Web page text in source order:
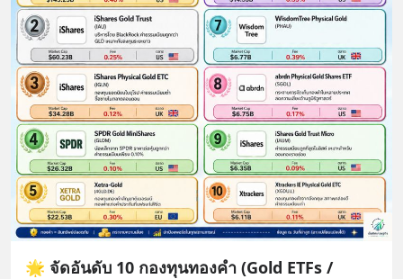
🌟 จัดอันดับ 10 กองทุนทองคำ (Gold ETFs /